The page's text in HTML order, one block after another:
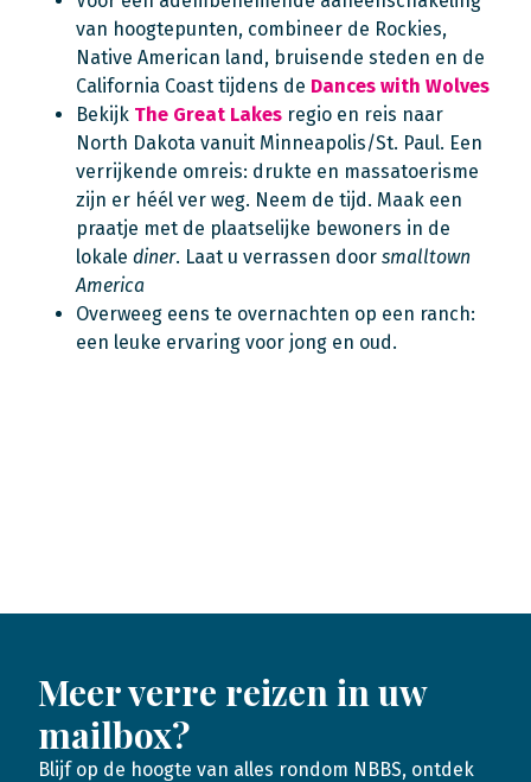
van hoogtepunten, combineer de Rockies,
Native American land, bruisende steden en de
California Coast tijdens de Dances with Wolves
Bekijk The Great Lakes regio en reis naar
North Dakota vanuit Minneapolis/St. Paul. Een
verrijkende omreis: drukte en massatoerisme
zijn er héél ver weg. Neem de tijd. Maak een
praatje met de plaatselijke bewoners in de
lokale diner. Laat u verrassen door smalltown
America
Overweeg eens te overnachten op een ranch:
een leuke ervaring voor jong en oud.
Meer verre reizen in uw
mailbox?
Blijf op de hoogte van alles rondom NBBS, ontdek